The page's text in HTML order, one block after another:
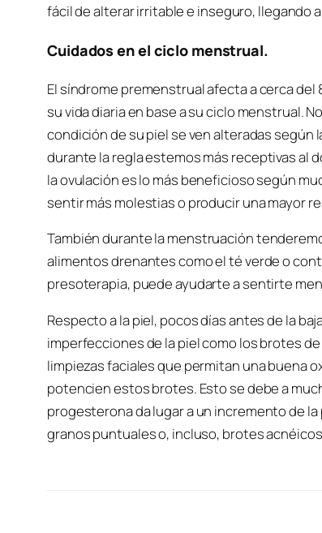
fácil de alterar irritable e inseguro, llegando
Cuidados en el ciclo menstrual.
El síndrome premenstrual afecta a cerca
su vida diaria en base a su ciclo menstrual.
condición de su piel se ven alteradas según
durante la regla estemos más receptivas al
la ovulación es lo más beneficioso según
sentir más molestias o producir una mayor
También durante la menstruación
alimentos drenantes como el té verde o
presoterapia, puede ayudarte a sentirte
Respecto a la piel, pocos días antes de la
imperfecciones de la piel como los brotes
limpiezas faciales que permitan una buena
potencien estos brotes. Esto se debe a
progesterona da lugar a un incremento de
granos puntuales o, incluso, brotes